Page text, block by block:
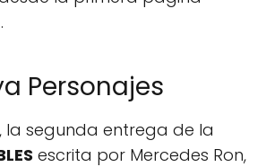
Personajes
, la segunda entrega de la
escrita por Mercedes Ron,